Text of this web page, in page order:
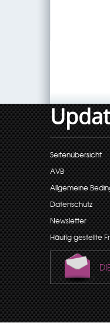
Seitenübersicht
AVB
Allgemeine
Datenschutz
Newsletter
Häufig gestellte